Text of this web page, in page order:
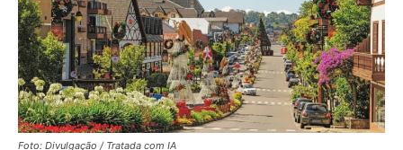
Foto: Divulgação / Tratada com IA